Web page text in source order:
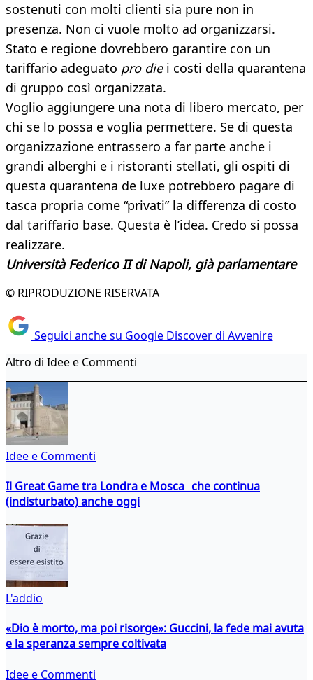
sostenuti con molti clienti sia pure non in
presenza. Non ci vuole molto ad organizzarsi.
Stato e regione dovrebbero garantire con un
tariffario adeguato pro diei costi della quarantena
di gruppo così organizzata.
Voglio aggiungere una nota di libero mercato, per
chi se lo possa e voglia permettere. Se di questa
organizzazione entrassero a far parte anche i
grandi alberghi e i ristoranti stellati, gli ospiti di
questa quarantena de luxe potrebbero pagare di
tasca propria come “privati” la differenza di costo
dal tariffario base. Questa è l’idea. Credo si possa
realizzare.
Università Federico II di Napoli, già parlamentare
© RIPRODUZIONE RISERVATA
Seguici anche su Google Discover di Avvenire
Altro di Idee e Commenti
Idee e Commenti
Il Great Game tra Londra e Mosca che continua
(indisturbato) anche oggi
L'addio
«Dio è morto, ma poi risorge»: Guccini, la fede mai avuta
e la speranza sempre coltivata
Idee e Commenti